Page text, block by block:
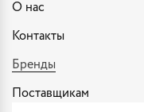
О нас
Контакты
Бренды
Поставщикам